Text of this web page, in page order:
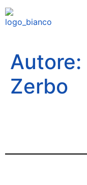
Autore:
Zerbo